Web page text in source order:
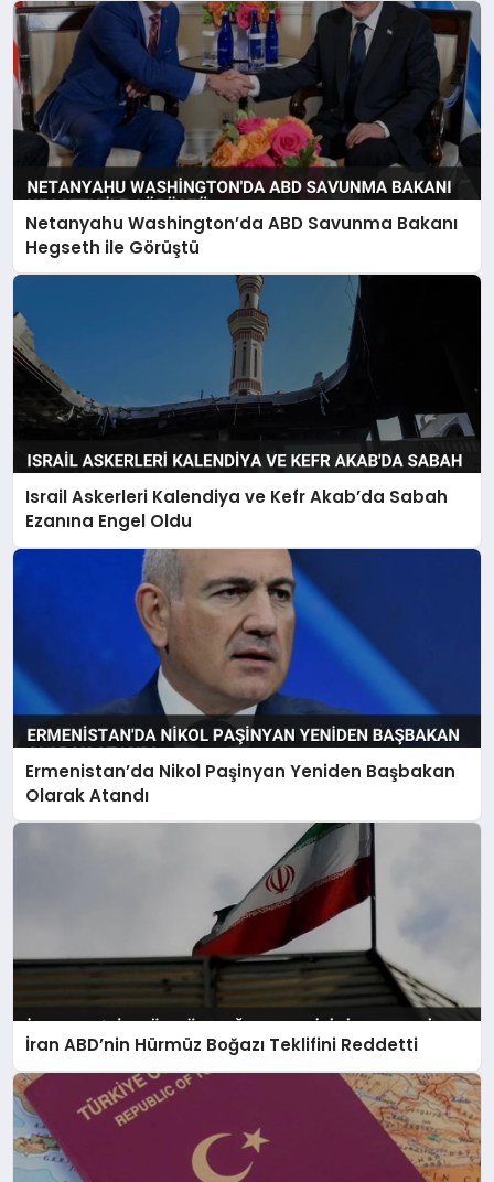
Netanyahu Washington’da ABD Savunma Bakanı
Hegseth ile Görüştü
Israil Askerleri Kalendiya ve Kefr Akab’da Sabah
Ezanına Engel Oldu
Ermenistan’da Nikol Paşinyan Yeniden Başbakan
Olarak Atandı
İran ABD’nin Hürmüz Boğazı Teklifini Reddetti